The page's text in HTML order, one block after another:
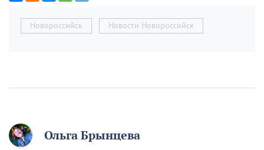
Новороссийск Новости Новороссийск
Ольга Брынцева